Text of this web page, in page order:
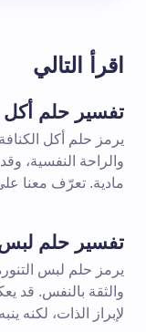
اقرأ التالي
تفسير حلم أكل
يرمز حلم أكل
والراحة النفسية،
مادية. تعرّف معنا
تفسير حلم لبس
يرمز حلم لبس
والثقة بالنفس. قد
لإبراز الذات، لكنه